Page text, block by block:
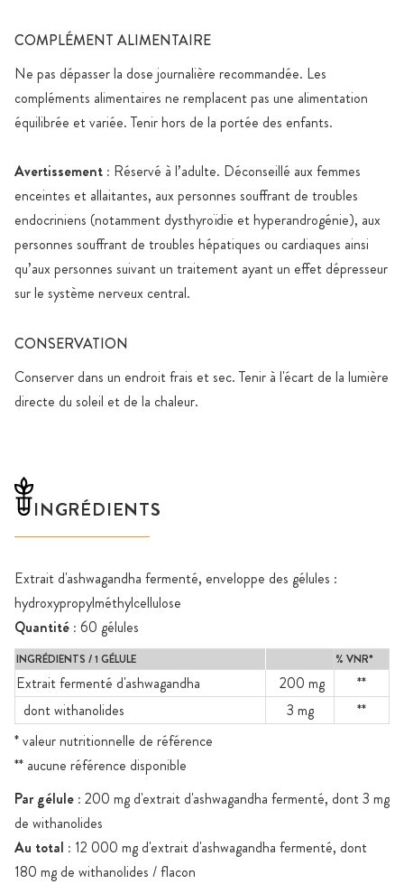
COMPLÉMENT ALIMENTAIRE
Ne pas dépasser la dose journalière recommandée. Les
compléments alimentaires ne remplacent pas une alimentation
équilibrée et variée. Tenir hors de la portée des enfants.
Avertissement : Réservé à l’adulte. Déconseillé aux femmes
enceintes et allaitantes, aux personnes souffrant de troubles
endocriniens (notamment dysthyroïdie et hyperandrogénie), aux
personnes souffrant de troubles hépatiques ou cardiaques ainsi
qu’aux personnes suivant un traitement ayant un effet dépresseur
sur le système nerveux central.
CONSERVATION
Conserver dans un endroit frais et sec. Tenir à l'écart de la lumière
directe du soleil et de la chaleur.
INGRÉDIENTS
Extrait d'ashwagandha fermenté, enveloppe des gélules :
hydroxypropylméthylcellulose
Quantité : 60 gélules
INGRÉDIENTS / 1 GÉLULE % VNR*
Extrait fermenté d'ashwagandha 200 mg
**
dont withanolides
3 mg
**
* valeur nutritionnelle de référence
** aucune référence disponible
Par gélule : 200 mg d'extrait d'ashwagandha fermenté, dont 3 mg
de withanolides
Au total : 12 000 mg d'extrait d'ashwagandha fermenté, dont
180 mg de withanolides / flacon